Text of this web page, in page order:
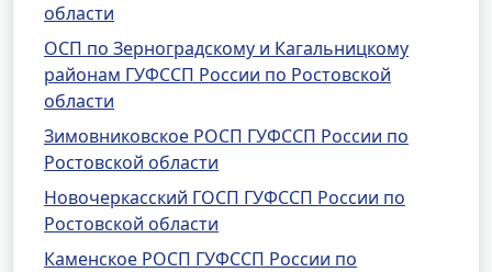
области
ОСП по Зерноградскому и Кагальницкому
районам ГУФССП России по Ростовской
области
Зимовниковское РОСП ГУФССП России по
Ростовской области
Новочеркасский ГОСП ГУФССП России по
Ростовской области
Каменское РОСП ГУФССП России по